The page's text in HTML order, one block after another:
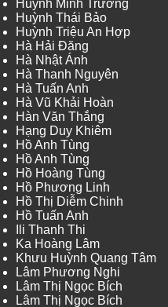
Huỳnh Minh Trường
Huỳnh Thái Bảo
Huỳnh Triệu An Hợp
Hà Hải Đăng
Hà Nhật Ánh
Hà Thanh Nguyên
Hà Tuấn Anh
Hà Vũ Khải Hoàn
Hàn Văn Thắng
Hạng Duy Khiêm
Hồ Anh Tùng
Hồ Anh Tùng
Hồ Hoàng Tùng
Hồ Phương Linh
Hồ Thị Diễm Chinh
Hồ Tuấn Anh
Ili Thanh Thi
Ka Hoàng Lâm
Khưu Huỳnh Quang Tâm
Lâm Phương Nghi
Lâm Thị Ngọc Bích
Lâm Thị Ngọc Bích